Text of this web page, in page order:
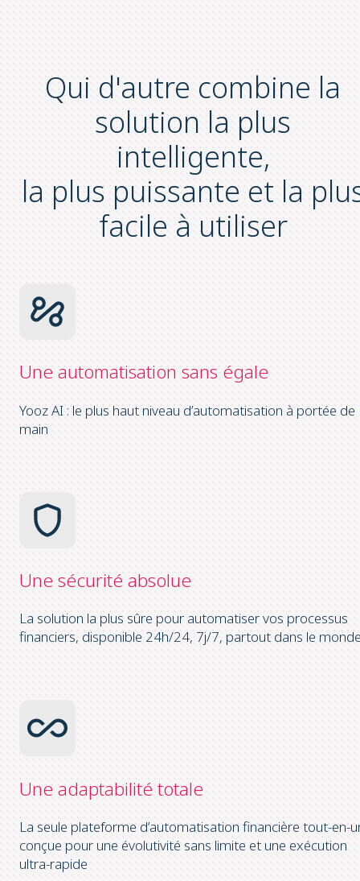
Qui d'autre combine la
solution la plus
intelligente,
la plus puissante et la
facile à utiliser
Une automatisation sans égale
Yooz AI : le plus haut niveau d’automatisation à portée de
main
Une sécurité absolue
La solution la plus sûre pour automatiser vos processus
financiers, disponible 24h/24, 7j/7, partout dans le
Une adaptabilité totale
La seule plateforme d’automatisation financière tout-en-
conçue pour une évolutivité sans limite et une exécution
ultra-rapide